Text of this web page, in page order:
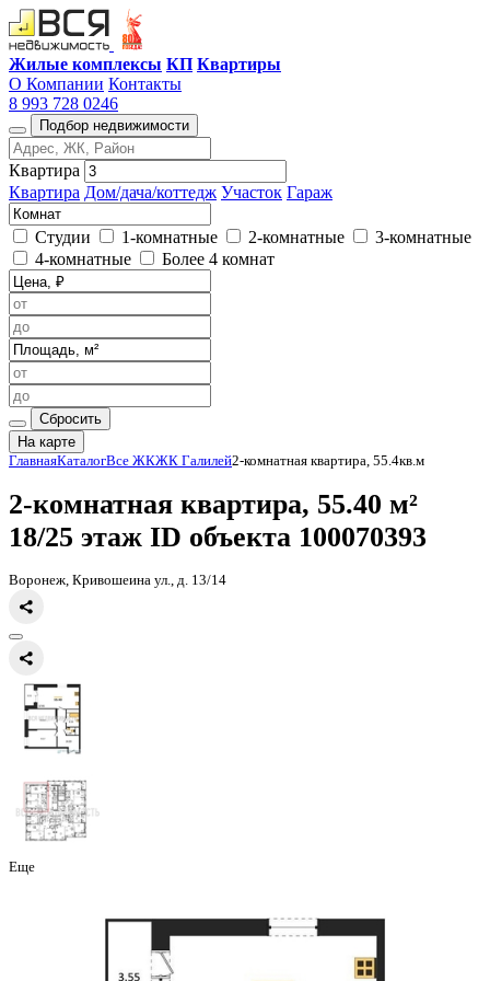
Жилые комплексы КП Квартиры
О Компании Контакты
8 993 728 0246
Подбор недвижимости
Квартира
Квартира Дом/дача/коттедж Участок Гараж
Студии 1-комнатные 2-комнатные
3-комнатные
4-комнатные
Более 4 комнат
Сбросить
На карте
Главная КаталогВсе ЖКЖК Галилей
2-комнатная квартира, 55.40
18/25 этаж
Воронеж, Кривошеина ул., д. 13/14